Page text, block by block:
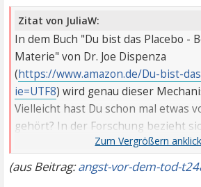
Zitat von JuliaW:
In dem Buch "Du bist das Placebo -
Materie" von Dr. Joe Dispenza
(https://www.amazon.de/Du-bist-
ie=UTF8) wird genau dieser
Vielleicht hast Du schon mal etwas
gehört? In der Forschung bezieht
Medikamente. Patienten
keinen Wirkstoff enthalten, und
gesund. Genauso kann es in die
(aus Beitrag:angst-vor-dem-tod-